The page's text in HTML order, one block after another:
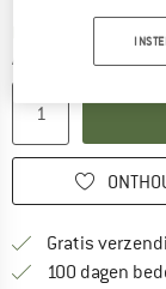
Levertijd: 2-4
Aantal:
Gratis
100 dagen